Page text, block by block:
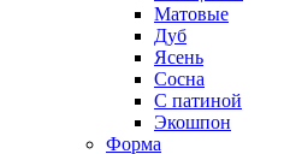
Матовые
Дуб
Ясень
Сосна
С патиной
Экошпон
Форма